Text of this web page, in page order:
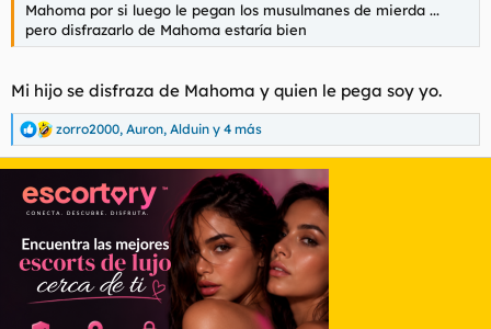
Mahoma por si luego le pegan los musulmanes de mierda ...
pero disfrazarlo de Mahoma estaría bien
Mi hijo se disfraza de Mahoma y quien le pega soy yo.
R
e
a
c
c
o
n
e
zorro2000, Auron, Alduin y 4 más